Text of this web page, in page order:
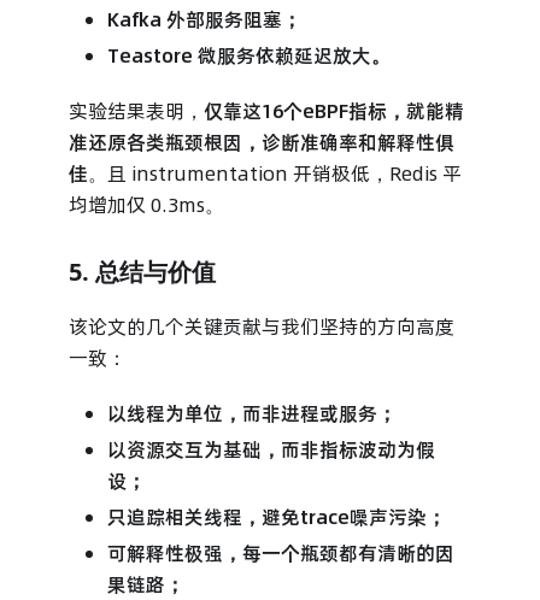
Kafka 外部服务阻塞；
Teastore 微服务依赖延迟放大。
实验结果表明， 仅靠这16个eBPF指标，就能精
准还原各类瓶颈根因，诊断准确率和解释性俱
佳。且 instrumentation 开销极低，Redis 平
均增加仅 0.3ms。
5. 总结与价值
该论文的几个关键贡献与我们坚持的方向高度
一致：
以线程为单位，而非进程或服务；
以资源交互为基础，而非指标波动为假
设；
只追踪相关线程，避免trace噪声污染；
可解释性极强，每一个瓶颈都有清晰的因
果链路；